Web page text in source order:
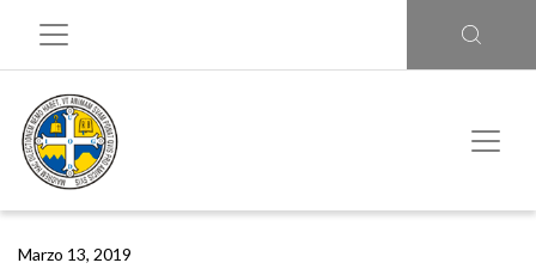
Marzo 13, 2019